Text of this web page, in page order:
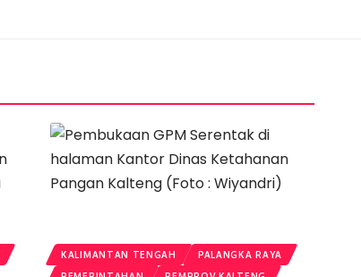
KALIMANTAN TENGAH
PALANGKA RAYA